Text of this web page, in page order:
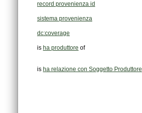
record provenienza id
sistema provenienza
dc:coverage
is ha produttore of
is ha relazione con Soggetto Produttore